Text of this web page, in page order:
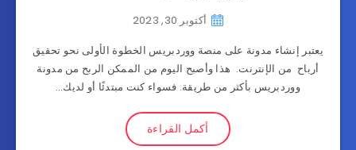
أكتوبر 30, 2023
يعتبر إنشاء مدونة على منصة ووردبريس الخطوة الأولى نحو تحقيق
أرباح من الإنترنت. هذا وأصبح اليوم من الممكن الربح من مدونة
ووردبريس بأكثر من طريقة. فسواء كنت مبتدئًا أو لديك…
أكمل القراءة